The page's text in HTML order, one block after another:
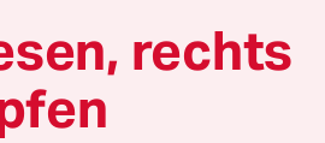
seien in der Nacht
abgeschossen worden.
rechts